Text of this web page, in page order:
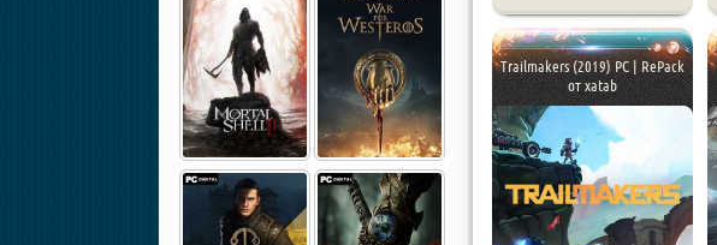
Trailmakers (2019) PC | RePack
от xatab